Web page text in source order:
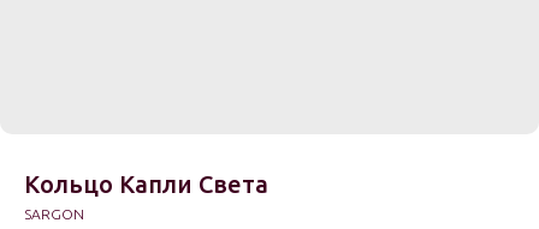
Кольцо Капли Света
SARGON